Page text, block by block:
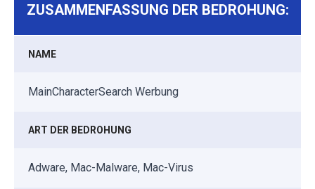
ZUSAMMENFASSUNG DER BEDROHUNG:
NAME
MainCharacterSearch Werbung
ART DER BEDROHUNG
Adware, Mac-Malware, Mac-Virus